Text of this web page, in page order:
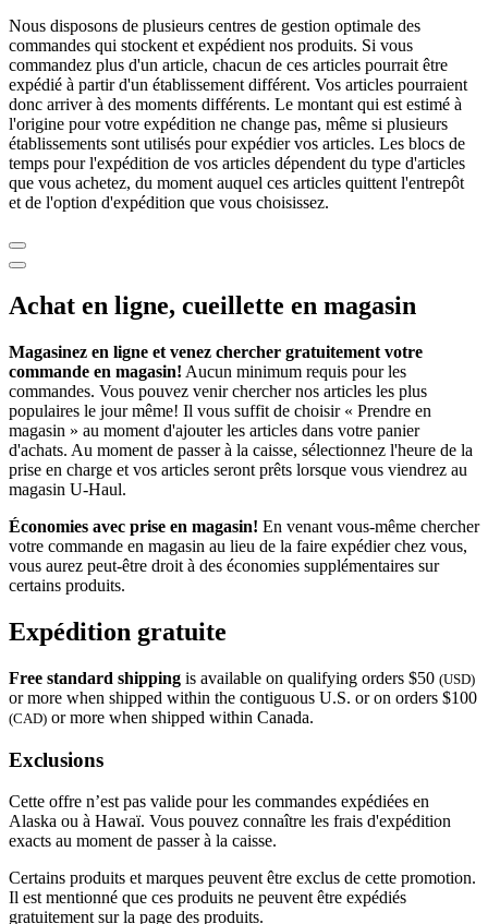
Nous disposons de plusieurs centres de gestion optimale des
commandes qui stockent et expédient nos produits. Si vous
commandez plus d'un article, chacun de ces articles pourrait être
expédié à partir d'un établissement différent. Vos articles pourraient
donc arriver à des moments différents. Le montant qui est estimé à
l'origine pour votre expédition ne change pas, même si plusieurs
établissements sont utilisés pour expédier vos articles. Les blocs de
temps pour l'expédition de vos articles dépendent du type d'articles
que vous achetez, du moment auquel ces articles quittent l'entrepôt
et de l'option d'expédition que vous choisissez.
Achat en ligne, cueillette en magasin
Magasinez en ligne et venez chercher gratuitement votre
commande en magasin! Aucun minimum requis pour les
commandes. Vous pouvez venir chercher nos articles les plus
populaires le jour même! Il vous suffit de choisir « Prendre en
magasin » au moment d'ajouter les articles dans votre panier
d'achats. Au moment de passer à la caisse, sélectionnez l'heure de la
prise en charge et vos articles seront prêts lorsque vous viendrez au
magasin U-Haul.
Économies avec prise en magasin! En venant vous-même chercher
votre commande en magasin au lieu de la faire expédier chez vous,
vous aurez peut-être droit à des économies supplémentaires sur
certains produits.
Expédition gratuite
Free standard shipping is available on qualifying orders $50 (USD)
or more when shipped within the contiguous U.S. or on orders $100
(CAD) or more when shipped within Canada.
Exclusions
Cette offre n’est pas valide pour les commandes expédiées en
Alaska ou à Hawaï. Vous pouvez connaître les frais d'expédition
exacts au moment de passer à la caisse.
Certains produits et marques peuvent être exclus de cette promotion.
Il est mentionné que ces produits ne peuvent être expédiés
gratuitement sur la page des produits.